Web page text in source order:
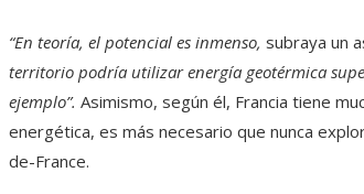
“En teoría, el potencial es inmenso, subraya un
territorio podría utilizar energía geotérmica
ejemplo”. Asimismo, según él, Francia tiene
energética, es más necesario que nunca
de-France.